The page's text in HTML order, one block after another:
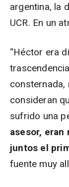
argentina, la
UCR. En un
“Héctor era
consternada,
consideran
sufrido una
asesor, eran
juntos el
fuente muy